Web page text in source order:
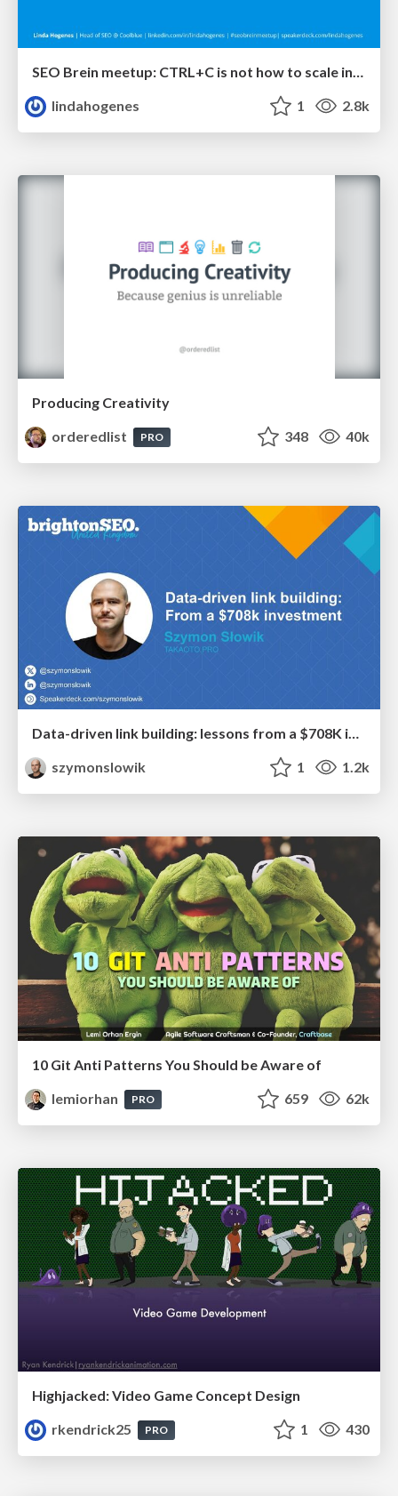
lindahogenes
1 2.8k
Producing Creativity
orderedlist
PRO 348 40k
Data-driven link building: lessons from a $708K investment (BrightonSEO talk)
szymonslowik
1 1.2k
10 Git Anti Patterns You Should be Aware of
lemiorhan
PRO 659 62k
Highjacked: Video Game Concept Design
rkendrick25
PRO 1 430